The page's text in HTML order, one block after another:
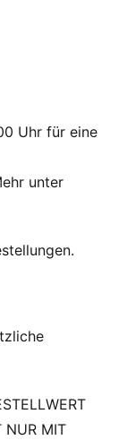
Material.
und
Uhr für eine
unter
NUR MIT